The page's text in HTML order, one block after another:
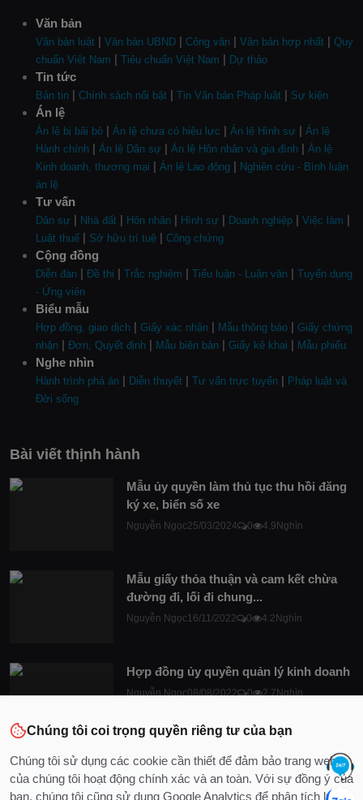
Văn bản
Văn bản luật | Văn bản UBND | Công văn | Văn bản hợp nhất | Quy
chuẩn Việt Nam | Tiêu chuẩn Việt Nam | Dự thảo
Tin tức
Bản tin | Chính sách nổi bật | Tin Văn bản Pháp luật | Sự kiện
Án lệ
Án lệ bị bãi bỏ | Án lệ chưa có hiệu lực | Án lệ Hình sự | Án lệ
Hành chính | Án lệ Dân sự | Án lệ Hôn nhân và gia đình | Án lệ
Kinh doanh, thương mại | Án lệ Lao động | Nghiên cứu - Bình luận
án lệ
Tư vấn
Dân sự | Nhà đất | Hôn nhân | Hình sự | Doanh nghiệp | Việc làm |
Luật thuế | Sở hữu trí tuệ | Công chứng
Cộng đồng
Diễn đàn | Đề thi | Trắc nghiệm | Tiểu luận - Luận văn | Tuyển dụng
- Ứng viên
Biểu mẫu
Hợp đồng, giao dịch | Giấy xác nhận | Mẫu thông báo | Giấy chứng
nhận | Đơn, Quyết định | Mẫu biên bản | Giấy kê khai | Mẫu phiếu
Nghe nhìn
Hành trình phá án | Diễn thuyết | Tư vấn trực tuyến | Pháp luật và
Đời sống
Bài viết thịnh hành
Mẫu ủy quyền làm thủ tục thu hồi đăng
ký xe, biển số xe
Nguyễn Ngọc25/03/2024 0 4.9Nghìn
Mẫu giấy thỏa thuận và cam kết chừa
đường đi, lối đi chung...
Nguyễn Ngọc16/11/2022 0 4.2Nghìn
Hợp đồng ủy quyền quản lý kinh doanh
Nguyễn Ngọc08/08/2022 0 2.7Nghìn
Chúng tôi coi trọng quyền riêng tư của bạn
Chúng tôi sử dụng các cookie cần thiết để đảm bảo trang web
của chúng tôi hoạt động chính xác và an toàn. Với sự đồng ý của
bạn, chúng tôi cũng sử dụng Google Analytics để phân tích lưu